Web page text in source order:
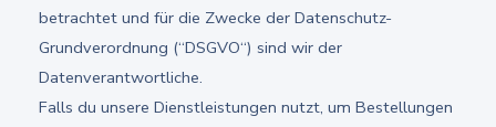
betrachtet und für die Zwecke der Datenschutz-
Grundverordnung (“DSGVO“) sind wir der
Datenverantwortliche.
Falls du unsere Dienstleistungen nutzt, um Bestellungen